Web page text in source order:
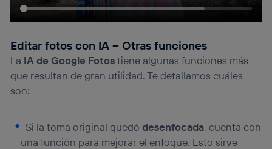
Editar fotos con IA – Otras funciones
La IA de Google Fotostiene algunas funciones más
que resultan de gran utilidad. Te detallamos cuáles
son:
Si la toma original quedódesenfocada, cuenta con
una función para mejorar el enfoque. Esto sirve